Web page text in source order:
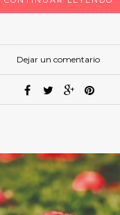
Dejar un comentario